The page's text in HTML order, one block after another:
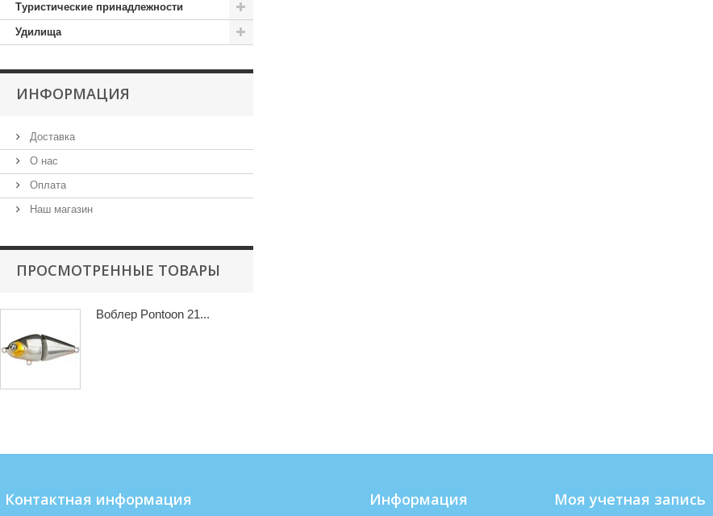
Туристические принадлежности
Удилища
ИНФОРМАЦИЯ
Доставка
О нас
Оплата
Наш магазин
ПРОСМОТРЕННЫЕ ТОВАРЫ
Воблер Pontoon 21...
Контактная информация Информация Моя учетная запись